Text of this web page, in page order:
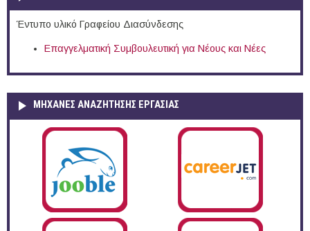
Έντυπο υλικό Γραφείου Διασύνδεσης
Επαγγελματική Συμβουλευτική για Νέους και Νέες
ΜΗΧΑΝΕΣ ΑΝΑΖΗΤΗΣΗΣ ΕΡΓΑΣΙΑΣ